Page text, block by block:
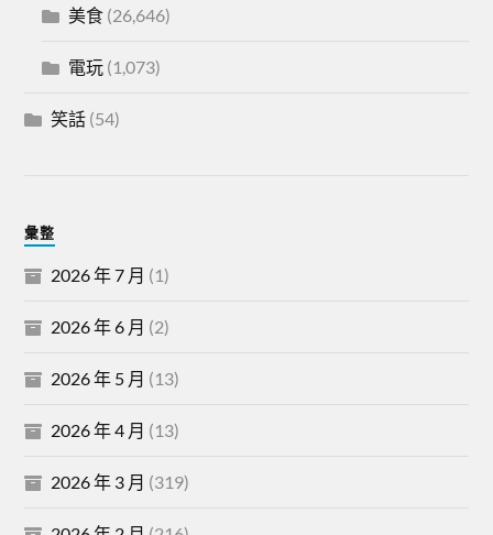
美食 (26,646)
電玩 (1,073)
笑話 (54)
彙整
2026 年 7 月 (1)
2026 年 6 月 (2)
2026 年 5 月 (13)
2026 年 4 月 (13)
2026 年 3 月 (319)